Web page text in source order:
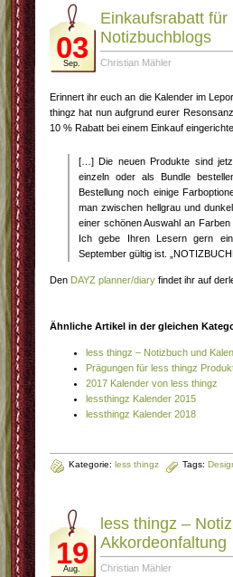
03
Sep.
Einkaufsrabatt für
Notizbuchblogs
Christian Mähler
Erinnert ihr euch an die Kalender im
thingz hat nun aufgrund eurer
10 % Rabatt bei einem Einkauf
[…] Die neuen Produkte sind
einzeln oder als Bundle
Bestellung noch einige
man zwischen hellgrau und
einer schönen Auswahl an
Ich gebe Ihren Lesern gern
September gültig ist.
Den DAYZ planner/diary findet ihr auf
Ähnliche Artikel in der gleichen
less thingz – Notizbuch und
Prägungen für less thingz
2017 Kalender von less thingz
lessthingz Kalender 2015
lessthingz Kalender 2018
Kategorie: less thingz Tags:
19
Aug.
less thingz –
Akkordeonfaltung
Christian Mähler